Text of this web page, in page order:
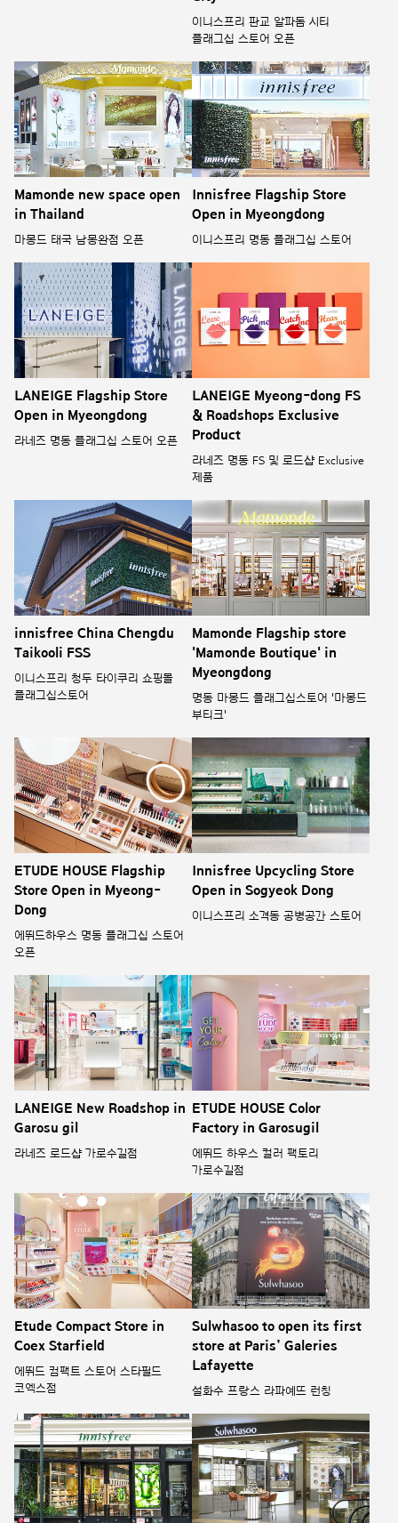
이니스프리 판교 알파돔 시티
플래그십 스토어 오픈
Mamonde new space open
in Thailand
Innisfree Flagship Store
Open in Myeongdong
이니스프리 명동 플래그십 스토어
LANEIGE Flagship Store
Open in Myeongdong
라네즈 명동 플래그십 스토어 오픈
LANEIGE Myeong-dong FS
& Roadshops Exclusive
Product
제품
innisfree China Chengdu
Taikooli FSS
플래그십스토어
Mamonde Flagship store
'Mamonde Boutique' in
Myeongdong
명동 마몽드 플래그십스토어 '마몽드
부티크'
ETUDE HOUSE Flagship
Store Open in Myeong-
Dong
에뛰드하우스 명동 플래그십 스토어
오픈
Innisfree Upcycling Store
Open in Sogyeok Dong
이니스프리 소격동 공병공간 스토어
LANEIGE New Roadshop in
Garosu gil
라네즈 로드샵 가로수길점
ETUDE HOUSE Color
Factory in Garosugil
에뛰드 하우스 컬러 팩토리
가로수길점
Etude Compact Store in
Coex Starfield
코엑스점
Sulwhasoo to open its first
store at Paris’ Galeries
Lafayette
설화수 프랑스 라파예뜨 런칭